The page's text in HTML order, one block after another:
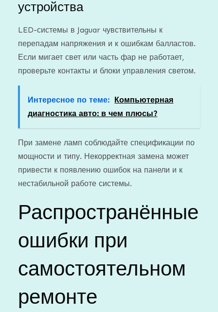
устройства
LED-системы в Jaguar чувствительны к
перепадам напряжения и к ошибкам балластов.
Если мигает свет или часть фар не работает,
проверьте контакты и блоки управления светом.
Интересное по теме:
Компьютерная
диагностика авто: в чем плюсы?
При замене ламп соблюдайте спецификации по
мощности и типу. Некорректная замена может
привести к появлению ошибок на панели и к
нестабильной работе системы.
Распространённые
ошибки при
самостоятельном
ремонте